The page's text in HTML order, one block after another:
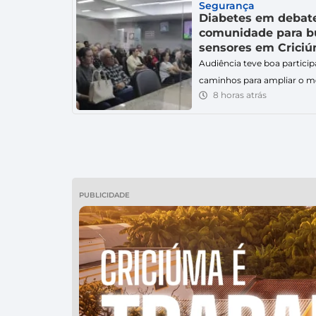
Segurança
Diabetes em
comunidade para
sensores em
Audiência teve boa
caminhos para ampliar o
especialmente entre
8 horas atrás
PUBLICIDADE